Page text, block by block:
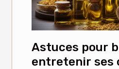
Astuces pour
entretenir ses